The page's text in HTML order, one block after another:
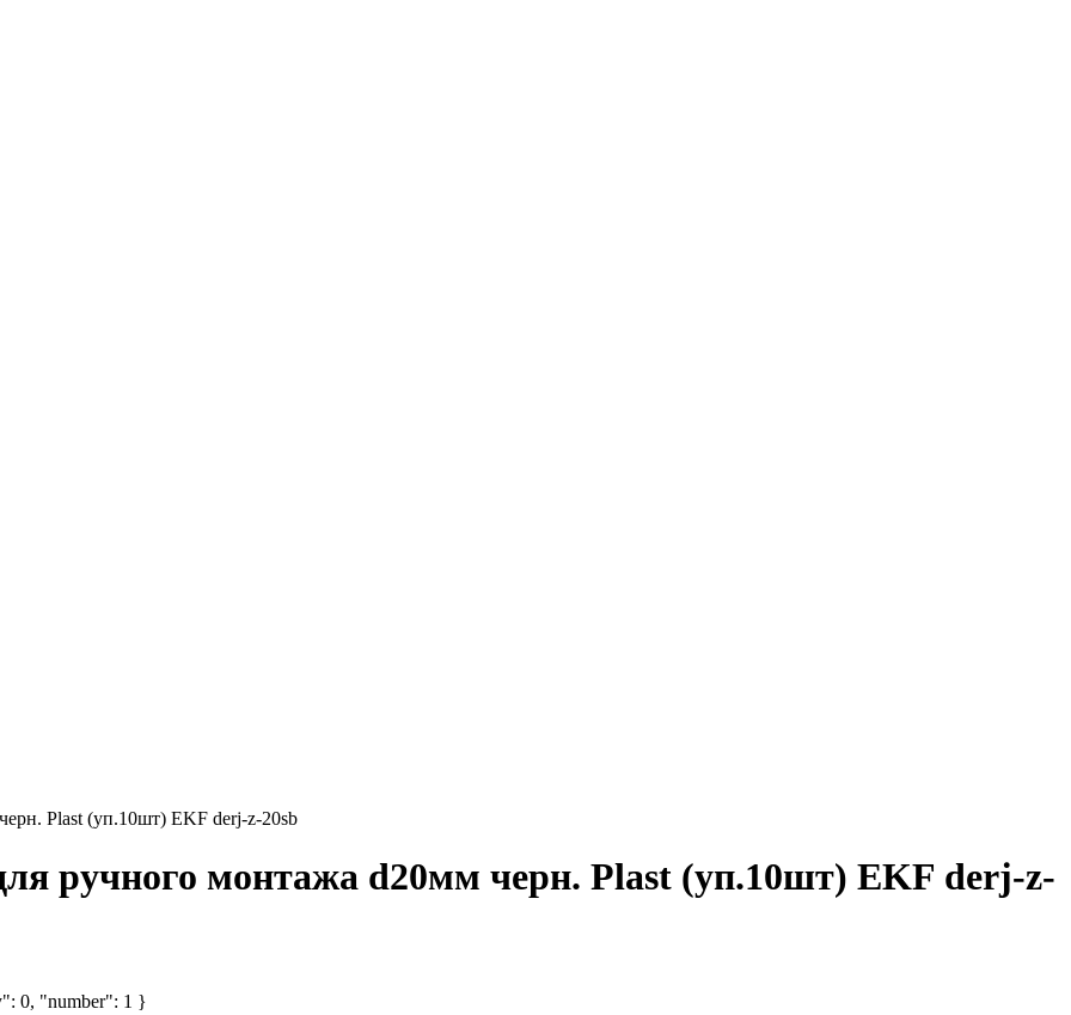
Plast (уп.10шт) EKF derj-z-20sb
ручного монтажа d20мм черн. Plast (уп.10шт) EKF derj-z-
0, "number": 1 }